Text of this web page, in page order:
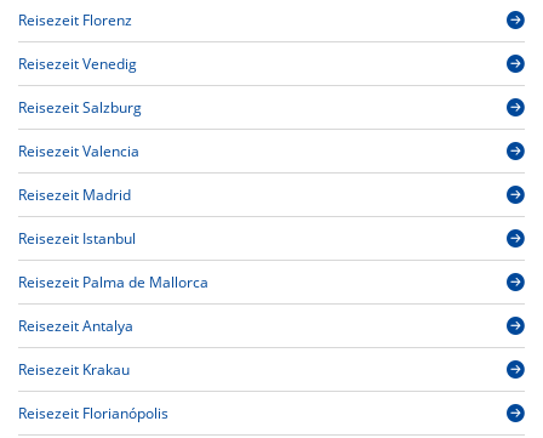
Reisezeit Florenz
Reisezeit Venedig
Reisezeit Salzburg
Reisezeit Valencia
Reisezeit Madrid
Reisezeit Istanbul
Reisezeit Palma de Mallorca
Reisezeit Antalya
Reisezeit Krakau
Reisezeit Florianópolis